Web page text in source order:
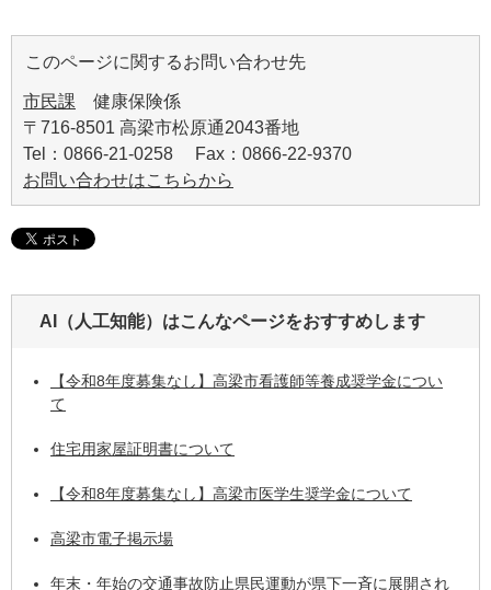
このページに関するお問い合わせ先
市民課 健康保険係
〒716-8501 高梁市松原通2043番地
Tel：0866-21-0258 Fax：0866-22-9370
お問い合わせはこちらから
AI（人工知能）はこんなページをおすすめします
【令和8年度募集なし】高梁市看護師等養成奨学金につい
て
住宅用家屋証明書について
【令和8年度募集なし】高梁市医学生奨学金について
高梁市電子掲示場
年末・年始の交通事故防止県民運動が県下一斉に展開され